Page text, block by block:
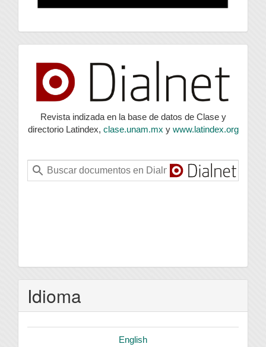
index
Revista indizada en la base de datos de Clase y
directorio Latindex, clase.unam.mx y www.latindex.org
Idioma
English